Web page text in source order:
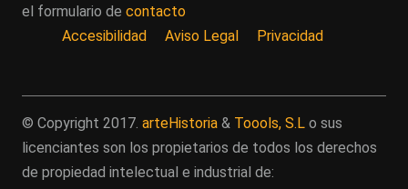
el formulario de contacto
Accesibilidad
Aviso Legal Privacidad
© Copyright 2017. arteHistoria & Toools, S.L o sus
licenciantes son los propietarios de todos los derechos
de propiedad intelectual e industrial de: